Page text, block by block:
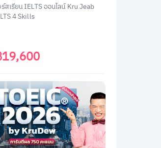
สเรียน IELTS ออนไลน์ Kru Jeab
4 Skills